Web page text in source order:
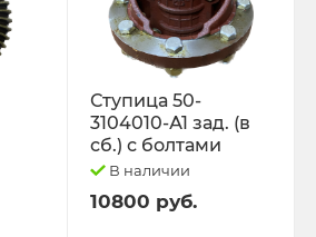
Ступица 50-
3104010-А1 зад. (в
сб.) с болтами
В наличии
10800 руб.